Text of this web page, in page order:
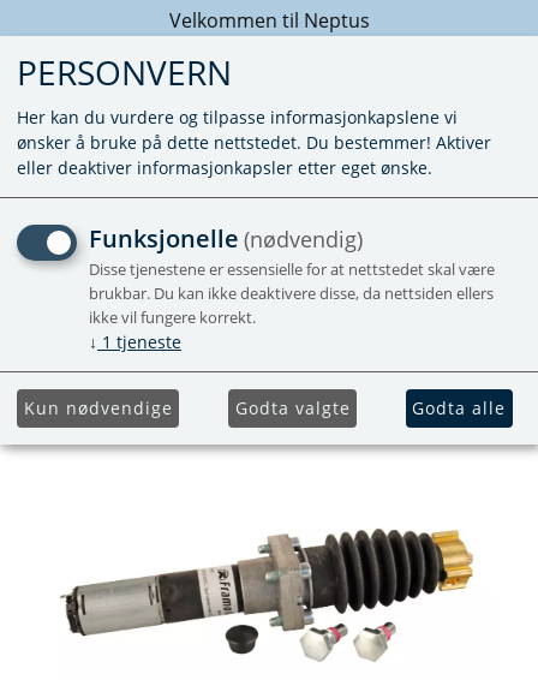
Velkommen til Neptus
PÅFØRINGSMOTOR
SPINDEL XT
PERSONVERN
Her kan du vurdere og tilpasse informasjonkapslene vi
ønsker å bruke på dette nettstedet. Du bestemmer! Aktiver
eller deaktiver informasjonkapsler etter eget ønske.
Funksjonelle (nødvendig)
Disse tjenestene er essensielle for at nettstedet skal være
brukbar. Du kan ikke deaktivere disse, da nettsiden ellers
ikke vil fungere korrekt.
↓ 1 tjeneste
Kun nødvendige Godta valgte Godta alle